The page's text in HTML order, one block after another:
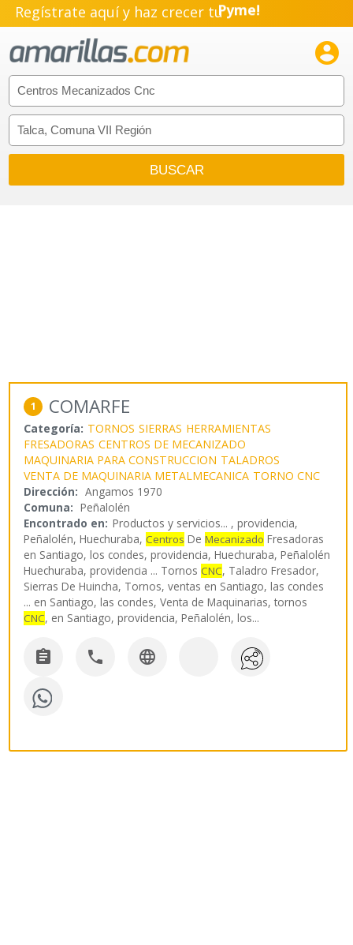
Regístrate aquí y haz crecer tuPyme!
Emprendimiento!

1 COMARFE
Categoría: TORNOS SIERRAS HERRAMIENTAS
FRESADORAS CENTROS DE MECANIZADO
MAQUINARIA PARA CONSTRUCCION TALADROS
VENTA DE MAQUINARIA METALMECANICA TORNO CNC
Dirección: Angamos 1970
Comuna: Peñalolén
Encontrado en: Productos y servicios... , providencia,
Peñalolén, Huechuraba, Centros DeMecanizado Fresadoras
en Santiago, los condes, providencia, Huechuraba, Peñalolén
Huechuraba, providencia ... Tornos CNC, Taladro Fresador,
Sierras De Huincha, Tornos, ventas en Santiago, las condes
... en Santiago, las condes, Venta de Maquinarias, tornos
CNC, en Santiago, providencia, Peñalolén, los...
  